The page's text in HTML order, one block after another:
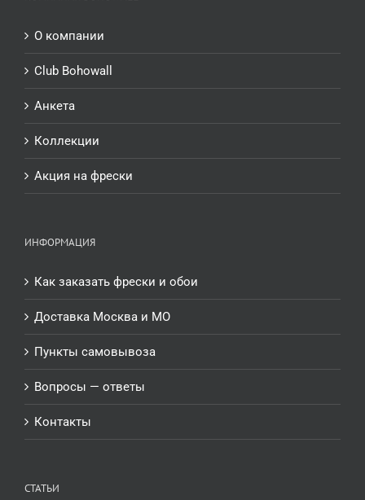
О компании
Club Bohowall
Анкета
Коллекции
Акция на фрески
ИНФОРМАЦИЯ
Как заказать фрески и обои
Доставка Москва и МО
Пункты самовывоза
Вопросы — ответы
Контакты
СТАТЬИ